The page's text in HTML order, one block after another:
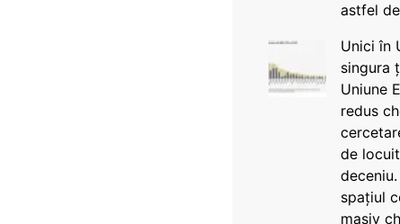
astfel
Unici în
singura
Uniune
redus
de
spațiul
masiv